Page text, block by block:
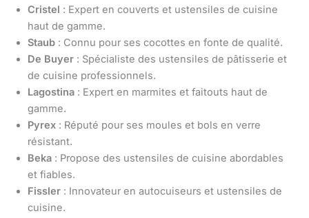
Cristel : Expert en couverts et ustensiles de cuisine
haut de gamme.
Staub : Connu pour ses cocottes en fonte de qualité.
De Buyer : Spécialiste des ustensiles de pâtisserie et
de cuisine professionnels.
Lagostina : Expert en marmites et faitouts haut de
gamme.
Pyrex : Réputé pour ses moules et bols en verre
résistant.
Beka : Propose des ustensiles de cuisine abordables
et fiables.
Fissler : Innovateur en autocuiseurs et ustensiles de
cuisine.